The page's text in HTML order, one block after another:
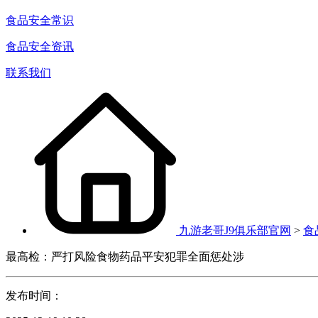
食品安全常识
食品安全资讯
联系我们
九游老哥J9俱乐部官网 > 食
最高检：严打风险食物药品平安犯罪全面惩处涉
发布时间：